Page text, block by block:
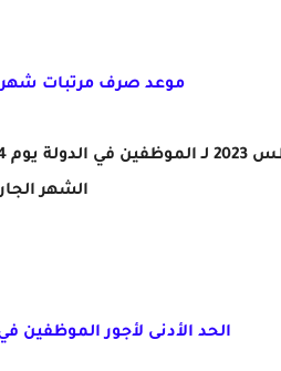
موعد صرف مرتبات شهر
الشهر
الحد الأدنى لأجور الموظفين